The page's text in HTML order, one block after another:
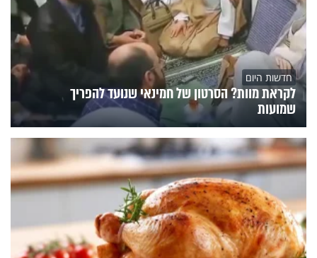
חדשות היום
לקראת מוות? הסרטון של חמינאי שנועד להפריך
שמועות